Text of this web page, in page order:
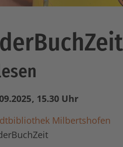
, 15.30 Uhr
Milbertshofen